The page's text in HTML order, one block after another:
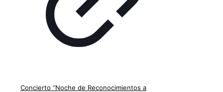
Concierto “Noche de Reconocimientos a